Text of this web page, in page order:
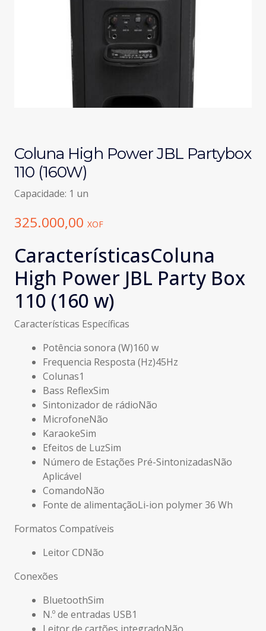
Coluna High Power JBL Partybox
110 (160W)
Capacidade: 1 un
325.000,00 XOF
CaracterísticasColuna
High Power JBL Party Box
110 (160 w)
Características Específicas
Potência sonora (W)160 w
Frequencia Resposta (Hz)45Hz
Colunas1
Bass ReflexSim
Sintonizador de rádioNão
MicrofoneNão
KaraokeSim
Efeitos de LuzSim
Número de Estações Pré-SintonizadasNão
Aplicável
ComandoNão
Fonte de alimentaçãoLi-ion polymer 36 Wh
Formatos Compatíveis
Leitor CDNão
Conexões
BluetoothSim
N.º de entradas USB1